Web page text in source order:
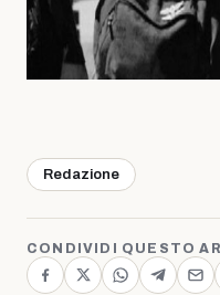
Redazione
CONDIVIDI QUESTO